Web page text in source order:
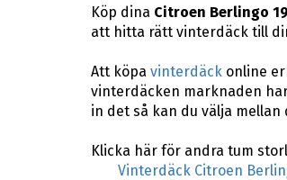
Köp dina Citroen Berlingo
att hitta rätt vinterdäck till
Att köpa vinterdäckonline
vinterdäcken marknaden
in det så kan du välja
Klicka här för andra tum
Vinterdäck Citroen